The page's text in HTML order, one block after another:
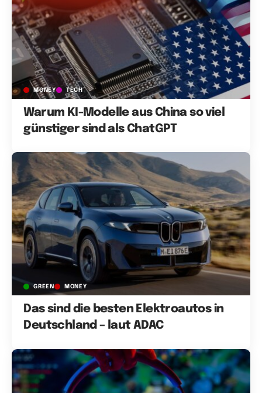
MONEY TECH
Warum KI-Modelle aus China so viel
günstiger sind als ChatGPT
GREEN MONEY
Das sind die besten Elektroautos in
Deutschland – laut ADAC